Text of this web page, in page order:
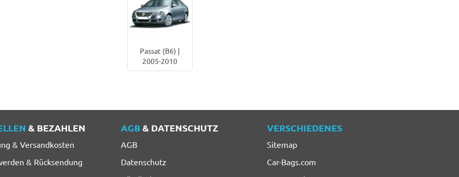
Passat (B6) |
2005-2010
& BEZAHLEN
& Versandkosten
& Rücksendung
AGB& DATENSCHUTZ
AGB
Datenschutz
VERSCHIEDENES
Sitemap
Car-Bags.com